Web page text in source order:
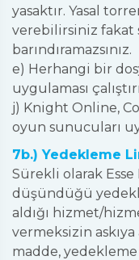
yasaktır. Yasal
verebilirsiniz fakat
barındıramazsınız.
e) Herhangi bir
uygulaması
j) Knight Online,
oyun sunucuları
7b.) Yedekleme
Sürekli olarak
düşündüğü
aldığı hizmet/
vermeksizin
madde,